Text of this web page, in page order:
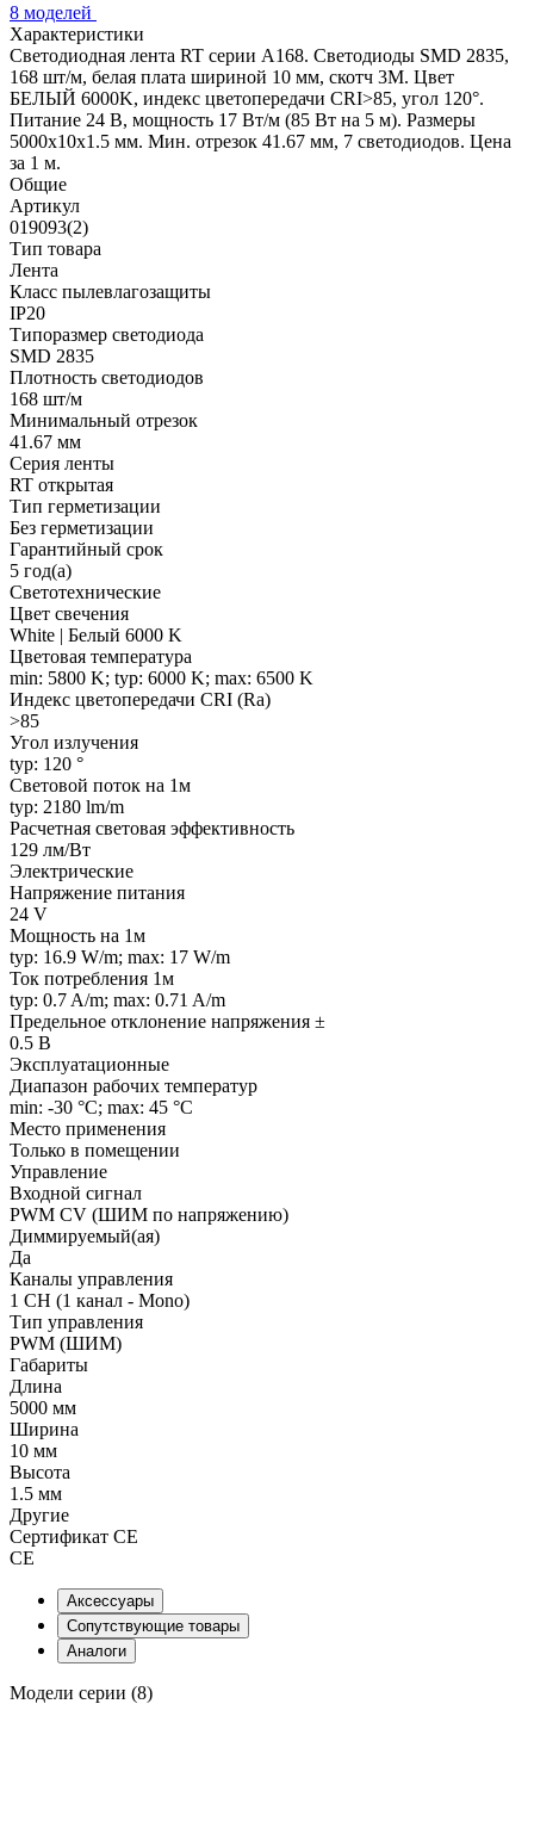
8 моделей
Характеристики
Светодиодная лента RT серии A168. Светодиоды SMD 2835,
168 шт/м, белая плата шириной 10 мм, скотч 3M. Цвет
БЕЛЫЙ 6000K, индекс цветопередачи CRI>85, угол 120°.
Питание 24 В, мощность 17 Вт/м (85 Вт на 5 м). Размеры
5000x10x1.5 мм. Мин. отрезок 41.67 мм, 7 светодиодов. Цена
за 1 м.
Общие
Артикул
019093(2)
Тип товара
Лента
Класс пылевлагозащиты
IP20
Типоразмер светодиода
SMD 2835
Плотность светодиодов
168 шт/м
Минимальный отрезок
41.67 мм
Серия ленты
RT открытая
Тип герметизации
Без герметизации
Гарантийный срок
5 год(а)
Светотехнические
Цвет свечения
White | Белый 6000 K
Цветовая температура
min: 5800 K; typ: 6000 K; max: 6500 K
Индекс цветопередачи CRI (Ra)
>85
Угол излучения
typ: 120 °
Световой поток на 1м
typ: 2180 lm/m
Расчетная световая эффективность
129 лм/Вт
Электрические
Напряжение питания
24 V
Мощность на 1м
typ: 16.9 W/m; max: 17 W/m
Ток потребления 1м
typ: 0.7 A/m; max: 0.71 A/m
Предельное отклонение напряжения ±
0.5 В
Эксплуатационные
Диапазон рабочих температур
min: -30 °C; max: 45 °C
Место применения
Только в помещении
Управление
Входной сигнал
PWM СV (ШИМ по напряжению)
Диммируемый(ая)
Да
Каналы управления
1 CH (1 канал - Mono)
Тип управления
PWM (ШИМ)
Габариты
Длина
5000 мм
Ширина
10 мм
Высота
1.5 мм
Другие
Сертификат CE
CE
Аксессуары
Сопутствующие товары
Аналоги
Модели серии (8)